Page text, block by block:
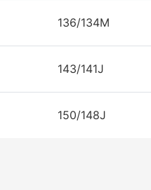
136/134M
143/141J
150/148J